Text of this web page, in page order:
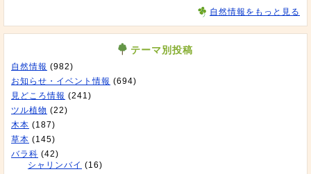
自然情報をもっと見る
テーマ別投稿
自然情報 (982)
お知らせ・イベント情報 (694)
見どころ情報 (241)
ツル植物 (22)
木本 (187)
草本 (145)
バラ科 (42)
シャリンバイ (16)